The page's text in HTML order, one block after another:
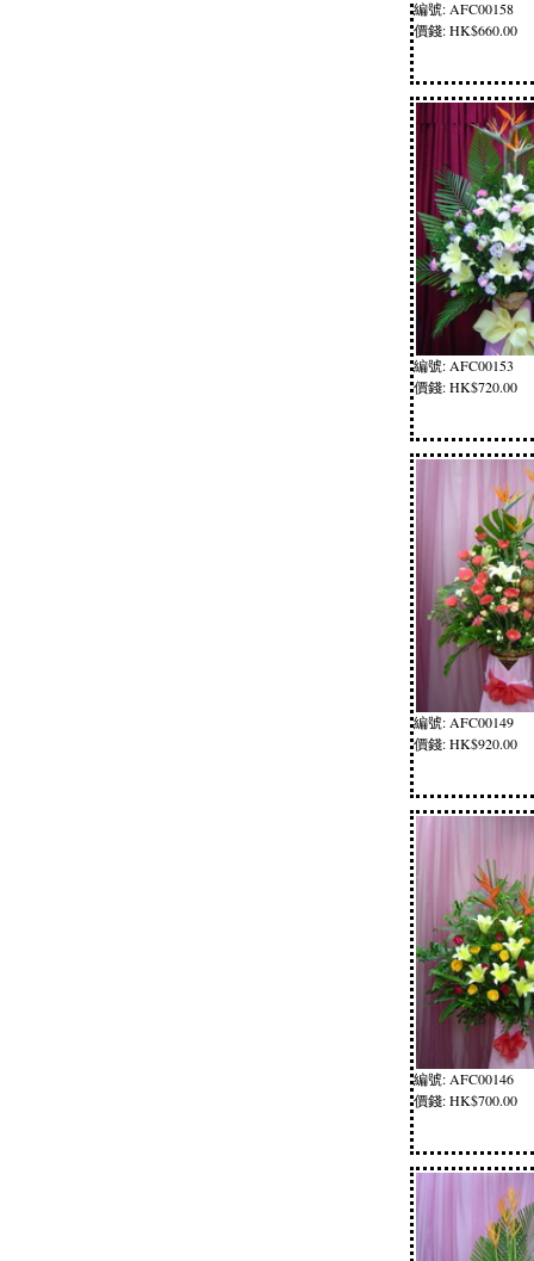
編號: AFC00158
價錢: HK$660.00
編號: AFC00153
價錢: HK$720.00
編號: AFC00149
價錢: HK$920.00
編號: AFC00146
價錢: HK$700.00